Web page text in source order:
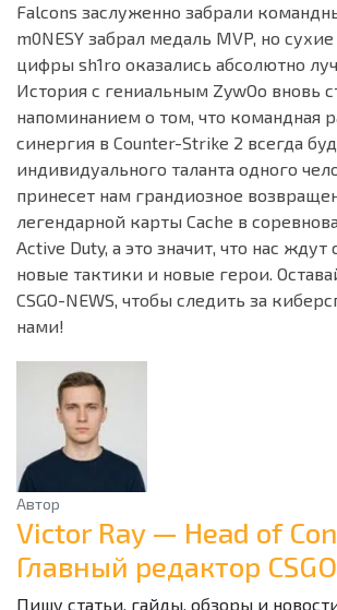
Falcons заслуженно забрали
m0NESY забрал медаль MVP, но
цифры sh1ro оказались абсолютно
История с гениальным ZywOo вновь
напоминанием о том, что командная
синергия в Counter-Strike 2 всегда
индивидуального таланта одного
принесет нам грандиозное
легендарной карты Cache в
Active Duty, а это значит, что нас
новые тактики и новые герои.
CSGO-NEWS, чтобы следить за
нами!
Автор
Victor Ray — Head of
Главный редактор
Пишу статьи, гайды, обзоры и